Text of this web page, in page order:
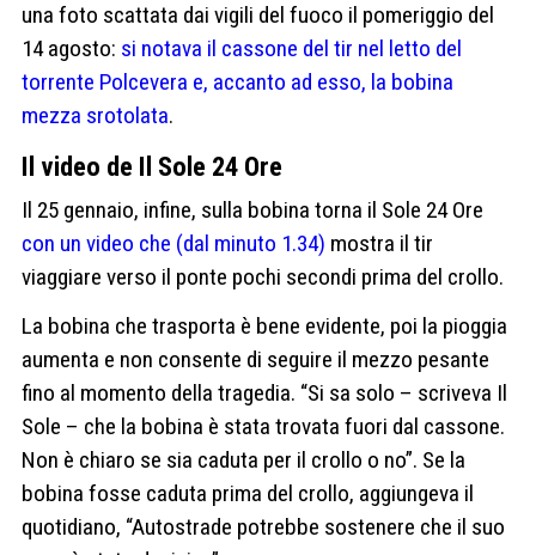
una foto scattata dai vigili del fuoco il pomeriggio del
14 agosto: si notava il cassone del tir nel letto del
torrente Polcevera e, accanto ad esso, la bobina
mezza srotolata.
Il video de Il Sole 24 Ore
Il 25 gennaio, infine, sulla bobina torna il Sole 24 Ore
con un video che (dal minuto 1.34) mostra il tir
viaggiare verso il ponte pochi secondi prima del crollo.
La bobina che trasporta è bene evidente, poi la pioggia
aumenta e non consente di seguire il mezzo pesante
fino al momento della tragedia. “Si sa solo – scriveva Il
Sole – che la bobina è stata trovata fuori dal cassone.
Non è chiaro se sia caduta per il crollo o no”. Se la
bobina fosse caduta prima del crollo, aggiungeva il
quotidiano, “Autostrade potrebbe sostenere che il suo